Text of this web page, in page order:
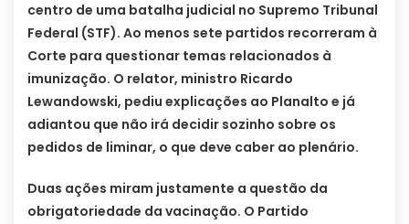
centro de uma batalha judicial no Supremo Tribunal
Federal (STF). Ao menos sete partidos recorreram à
Corte para questionar temas relacionados à
imunização. O relator, ministro Ricardo
Lewandowski, pediu explicações ao Planalto e já
adiantou que não irá decidir sozinho sobre os
pedidos de liminar, o que deve caber ao plenário.
Duas ações miram justamente a questão da
obrigatoriedade da vacinação. O Partido